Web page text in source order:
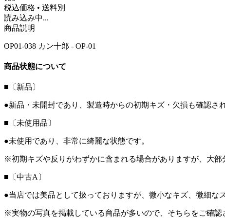
税込価格 • 送料別
読み込み中...
商品説明
OP01-038 カン十郎 - OP-01
商品状態について
■〔新品〕
●新品・未開封であり、製造時からの初期キズ・欠損も確認さ
■〔未使用品〕
●未使用であり、非常に綺麗な状態です。
※初期キズや反りがわずかに含まれる場合がありますが、大部
■〔中古A〕
●当店では美品として扱っておりますが、微小なキズ、微細な
※実物の写真を掲載している商品が多いので、そちらをご確認